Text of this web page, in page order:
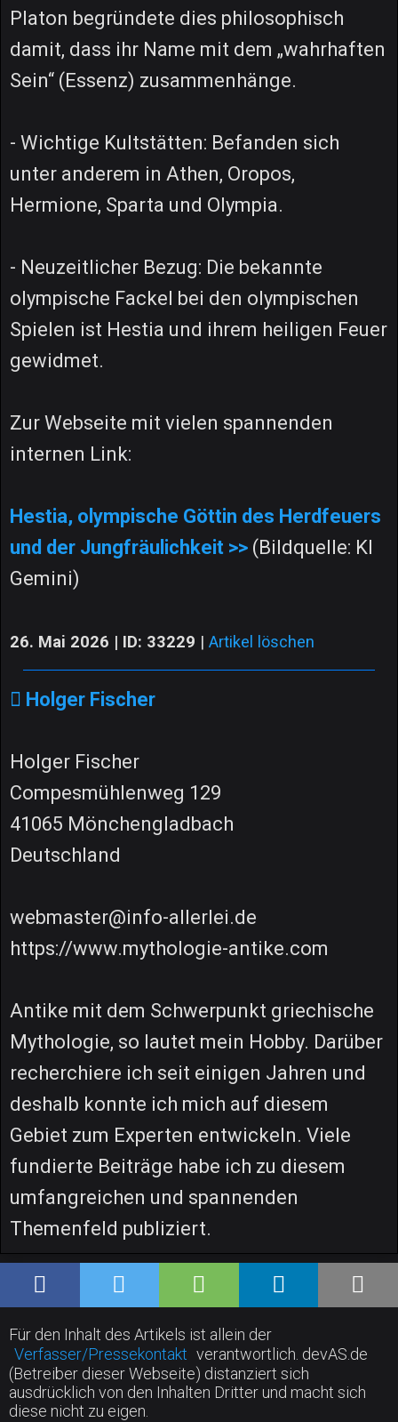
Platon begründete dies philosophisch
damit, dass ihr Name mit dem „wahrhaften
Sein“ (Essenz) zusammenhänge.
- Wichtige Kultstätten: Befanden sich
unter anderem in Athen, Oropos,
Hermione, Sparta und Olympia.
- Neuzeitlicher Bezug: Die bekannte
olympische Fackel bei den olympischen
Spielen ist Hestia und ihrem heiligen Feuer
gewidmet.
Zur Webseite mit vielen spannenden
internen Link:
Hestia, olympische Göttin des Herdfeuers
und der Jungfräulichkeit >> (Bildquelle: KI
Gemini)
26. Mai 2026 | ID: 33229 | Artikel löschen
Holger Fischer
Holger Fischer
Compesmühlenweg 129
41065 Mönchengladbach
Deutschland
webmaster@info-allerlei.de
https://www.mythologie-antike.com
Antike mit dem Schwerpunkt griechische
Mythologie, so lautet mein Hobby. Darüber
recherchiere ich seit einigen Jahren und
deshalb konnte ich mich auf diesem
Gebiet zum Experten entwickeln. Viele
fundierte Beiträge habe ich zu diesem
umfangreichen und spannenden
Themenfeld publiziert.
Für den Inhalt des Artikels ist allein der
Verfasser/Pressekontakt verantwortlich. devAS.de
(Betreiber dieser Webseite) distanziert sich
ausdrücklich von den Inhalten Dritter und macht sich
diese nicht zu eigen.